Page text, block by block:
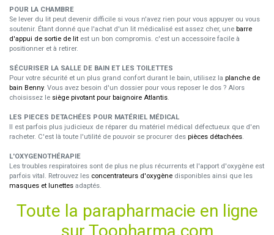
POUR LA CHAMBRE
Se lever du lit peut devenir difficile si vous n'avez rien pour vous appuyer ou vous
soutenir. Étant donné que l'achat d'un lit médicalisé est assez cher, une barre
d'appui de sortie de lit est un bon compromis. c'est un accessoire facile à
positionner et à retirer.
SÉCURISER LA SALLE DE BAIN ET LES TOILETTES
Pour votre sécurité et un plus grand confort durant le bain, utilisez la planche de
bain Benny. Vous avez besoin d'un dossier pour vous reposer le dos ? Alors
choisissez le siège pivotant pour baignoire Atlantis.
LES PIECES DETACHÉES POUR MATÉRIEL MÉDICAL
Il est parfois plus judicieux de réparer du matériel médical défectueux que d'en
racheter. C'est là toute l'utilité de pouvoir se procurer des pièces détachées.
L'OXYGENOTHÉRAPIE
Les troubles respiratoires sont de plus ne plus récurrents et l'apport d'oxygène est
parfois vital. Retrouvez les concentrateurs d'oxygène disponibles ainsi que les
masques et lunettes adaptés.
Toute la parapharmacie en ligne
sur Toopharma.com